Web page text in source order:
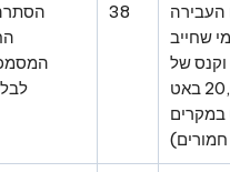
38
העבירה
שחייב
של
עד 20,000 באט
באט במקרים
חמורים)